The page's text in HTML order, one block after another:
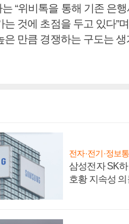
“위비톡을 통해 기존 은
것에 초점을 두고 있다”
은 만큼 경쟁하는 구도는
전자·전기·정보
삼성전자 SK
호황 지속성